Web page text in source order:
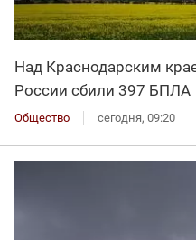
Над Краснодарским
России сбили 397 БПЛА
Общество сегодня, 09:20